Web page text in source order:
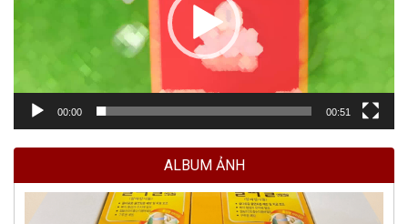
00:00 00:51
ALBUM ẢNH